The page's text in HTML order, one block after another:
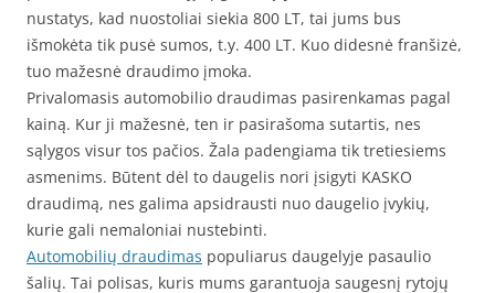
nustatys, kad nuostoliai siekia 800 LT, tai jums bus
išmokėta tik pusė sumos, t.y. 400 LT. Kuo didesnė franšizė,
tuo mažesnė draudimo įmoka.
Privalomasis automobilio draudimas pasirenkamas pagal
kainą. Kur ji mažesnė, ten ir pasirašoma sutartis, nes
sąlygos visur tos pačios. Žala padengiama tik tretiesiems
asmenims. Būtent dėl to daugelis nori įsigyti KASKO
draudimą, nes galima apsidrausti nuo daugelio įvykių,
kurie gali nemaloniai nustebinti.
Automobilių draudimas populiarus daugelyje pasaulio
šalių. Tai polisas, kuris mums garantuoja saugesnį rytojų